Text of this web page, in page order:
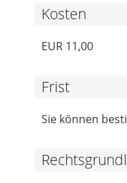
Kosten
EUR 11,00
Frist
Sie können